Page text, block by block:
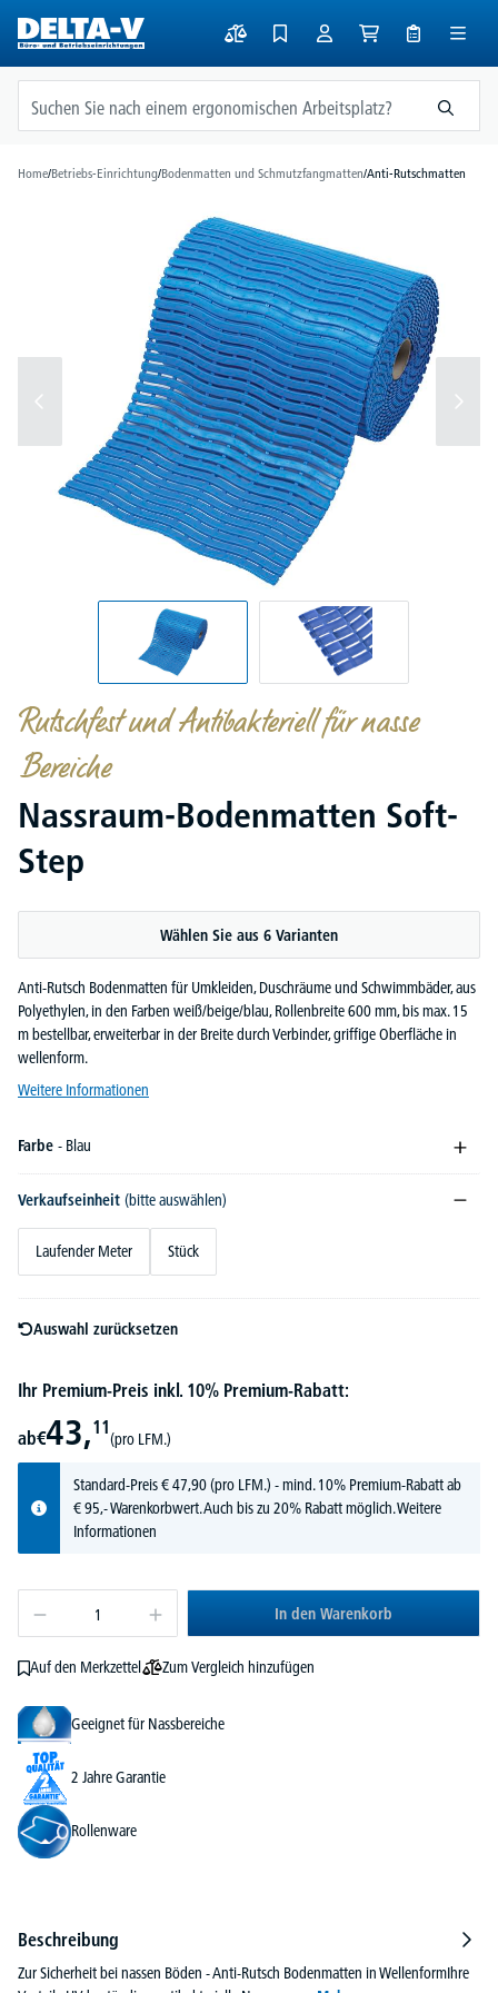
springen
Home/Betriebs-Einrichtung/Bodenmatten und Schmutzfangmatten/Anti-Rutschmatten
Rutschfest und Antibakteriell für nasse
Bereiche
Nassraum-Bodenmatten Soft-
Step
Wählen Sie aus 6 Varianten
Anti-Rutsch Bodenmatten für Umkleiden, Duschräume und Schwimmbäder, aus
Polyethylen, in den Farben weiß/beige/blau, Rollenbreite 600 mm, bis max. 15
m bestellbar, erweiterbar in der Breite durch Verbinder, griffige Oberfläche in
wellenform.
Weitere Informationen
Farbe - Blau
Verkaufseinheit (bitte auswählen)
Laufender Meter Stück
Auswahl zurücksetzen
Ihr Premium-Preis inkl. 10% Premium-Rabatt:
ab€43,11
(pro LFM.)
Standard-Preis€47,90(pro LFM.) - mind. 10% Premium-Rabatt ab
€ 95,- Warenkorbwert. Auch bis zu 20% Rabatt möglich.Weitere
Informationen
In den Warenkorb
Auf den Merkzettel Zum Vergleich hinzufügen
Geeignet für Nassbereiche
2 Jahre Garantie
Rollenware
Beschreibung
Zur Sicherheit bei nassen Böden - Anti-Rutsch Bodenmatten in WellenformIhre